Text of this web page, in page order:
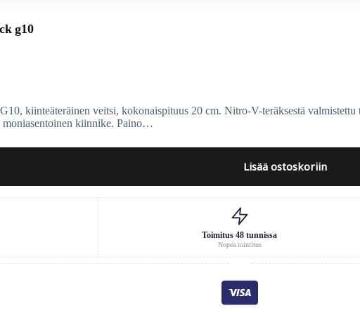
g10
kiinteäteräinen veitsi, kokonaispituus 20 cm. Nitro-V-teräksestä valmistettu
kiinnike. Paino…
Lisää ostoskoriin
Toimitus 48 tunnissa
Nopea toimitus